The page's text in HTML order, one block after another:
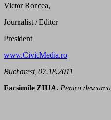
Victor Roncea,
Journalist / Editor
President
www.CivicMedia.ro
Bucharest, 07.18.2011
Facsimile ZIUA. Pentru